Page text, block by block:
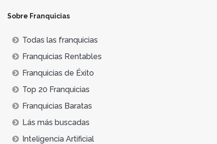
Sobre Franquicias
Todas las franquicias
Franquicias Rentables
Franquicias de Éxito
Top 20 Franquicias
Franquicias Baratas
Lás más buscadas
Inteligencia Artificial